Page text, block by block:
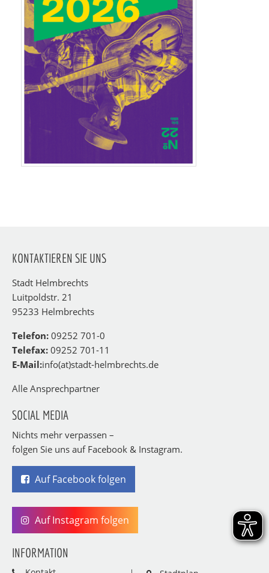
KONTAKTIEREN SIE UNS
Stadt Helmbrechts
Luitpoldstr. 21
95233 Helmbrechts
Telefon: 09252 701-0
Telefax: 09252 701-11
E-Mail:info(at)stadt-helmbrechts.de
Alle Ansprechpartner
SOCIAL MEDIA
Nichts mehr verpassen –
folgen Sie uns auf Facebook & Instagram.
Auf Facebook folgen
Auf Instagram folgen
INFORMATION